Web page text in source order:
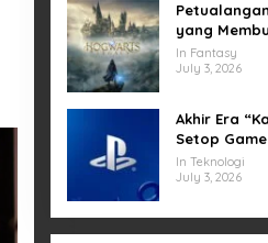
yang
Terpukau
In Fantasy
July 3, 2026
Akhir Era
Setop
In Teknologi
July 3, 2026